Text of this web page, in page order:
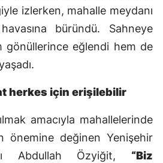
izlerken, mahalle meydanı
büründü. Sahneye
gönüllerince eğlendi hem de
herkes için erişilebilir
amacıyla mahallelerinde
önemine değinen Yenişehir
Abdullah Özyiğit, “Biz